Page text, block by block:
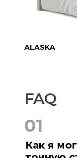
ALASKA
FAQ
01
Как я